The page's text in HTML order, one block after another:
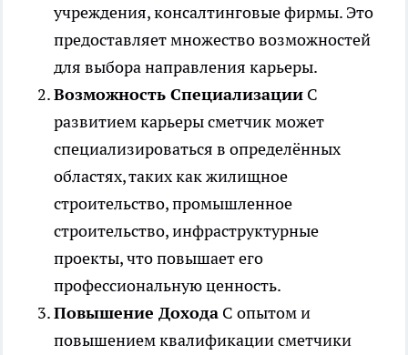
учреждения, консалтинговые фирмы. Это
предоставляет множество возможностей
для выбора направления карьеры.
Возможность Специализации С
развитием карьеры сметчик может
специализироваться в определённых
областях, таких как жилищное
строительство, промышленное
строительство, инфраструктурные
проекты, что повышает его
профессиональную ценность.
Повышение Дохода С опытом и
повышением квалификации сметчики